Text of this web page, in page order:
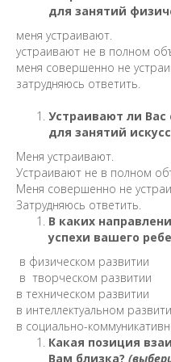
для занятий
меня устраивают.
устраивают не в полном
меня совершенно не
затрудняюсь ответить.
Устраивают ли
для занятий
Меня устраивают.
Устраивают не в полном
Меня совершенно не
Затрудняюсь ответить.
В каких
успехи вашего
в физическом развитии
в творческом развитии
в техническом развитии
в интеллектуальном
в социально-
Какая позиция
Вам близка?